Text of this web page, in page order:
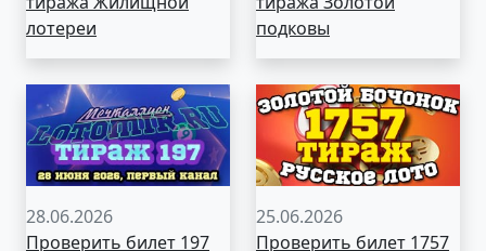
лотереи
подковы
28.06.2026
Проверить билет 197
25.06.2026
Проверить билет 1757